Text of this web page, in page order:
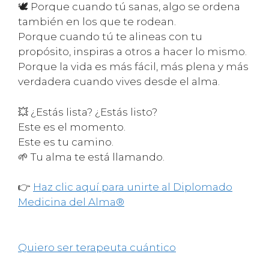
🕊️ Porque cuando tú sanas, algo se ordena
también en los que te rodean.
Porque cuando tú te alineas con tu
propósito, inspiras a otros a hacer lo mismo.
Porque la vida es más fácil, más plena y más
verdadera cuando vives desde el alma.
💥 ¿Estás lista? ¿Estás listo?
Este es el momento.
Este es tu camino.
🌱 Tu alma te está llamando.
👉 Haz clic aquí para unirte al Diplomado
Medicina del Alma®
Quiero ser terapeuta cuántico